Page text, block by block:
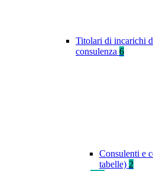
Titolari di incarichi
consulenza 6
Consulenti e
tabelle) 2